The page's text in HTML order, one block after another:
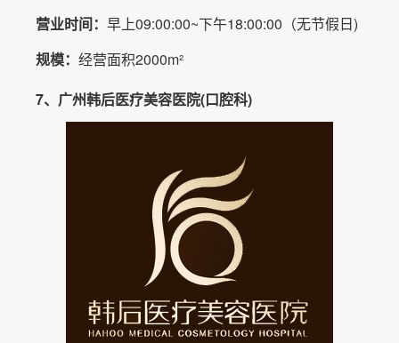
营业时间： 早上09:00:00~下午18:00:00（无节假日)
规模： 经营面积2000m²
7、广州韩后医疗美容医院(口腔科)